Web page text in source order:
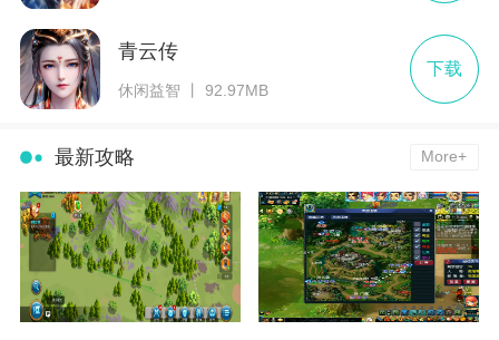
青云传
休闲益智 丨 92.97MB
下载
最新攻略 More+